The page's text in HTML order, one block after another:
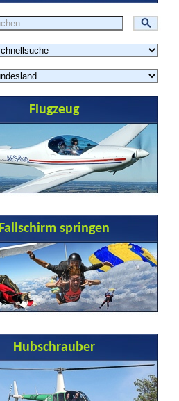
Flugzeug
Fallschirm springen
Hubschrauber